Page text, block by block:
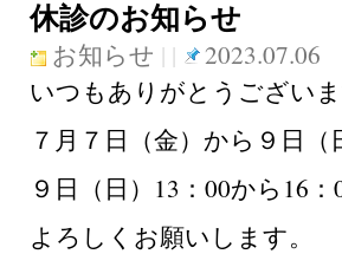
休診のお知らせ
お知らせ | |
2023.07.06
いつもありがとうございま
７月７日（金）から９日
９日（日）13：00から16
よろしくお願いします。